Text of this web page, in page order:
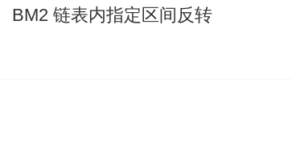
BM2 链表内指定区间反转